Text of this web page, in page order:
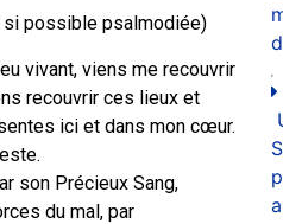
si possible psalmodiée)
vivant, viens me recouvrir
recouvrir ces lieux et
ici et dans mon cœur.
son Précieux Sang,
du mal, par